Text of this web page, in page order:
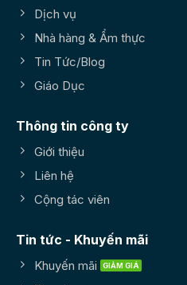
Dịch vụ
Nhà hàng & Ẩm thực
Tin Tức/Blog
Giáo Dục
Thông tin công ty
Giới thiệu
Liên hệ
Cộng tác viên
Tin tức - Khuyến mãi
Khuyến mãi